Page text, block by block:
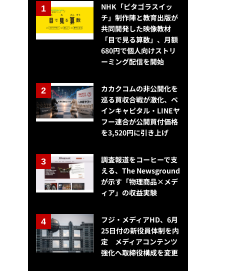
NHK「ピタゴラスイッ
チ」制作陣と教育出版が
共同開発した映像教材
「目で見る算数」、月額
680円で個人向けストリ
ーミング配信を開始
カカクコムの非公開化を
巡る買収合戦が激化、ベ
インキャピタル・LINEヤ
フー連合が公開買付価格
を3,520円に引き上げ
調査報道をコーヒーで支
える、The Newsground
が示す「物理商品×メデ
ィア」の収益実験
フジ・メディアHD、6月
25日付の新役員体制を内
定 メディアコンテンツ
強化へ取締役構成を変更